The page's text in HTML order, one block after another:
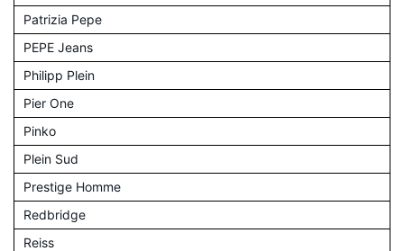
Patrizia Pepe
PEPE Jeans
Philipp Plein
Pier One
Pinko
Plein Sud
Prestige Homme
Redbridge
Reiss